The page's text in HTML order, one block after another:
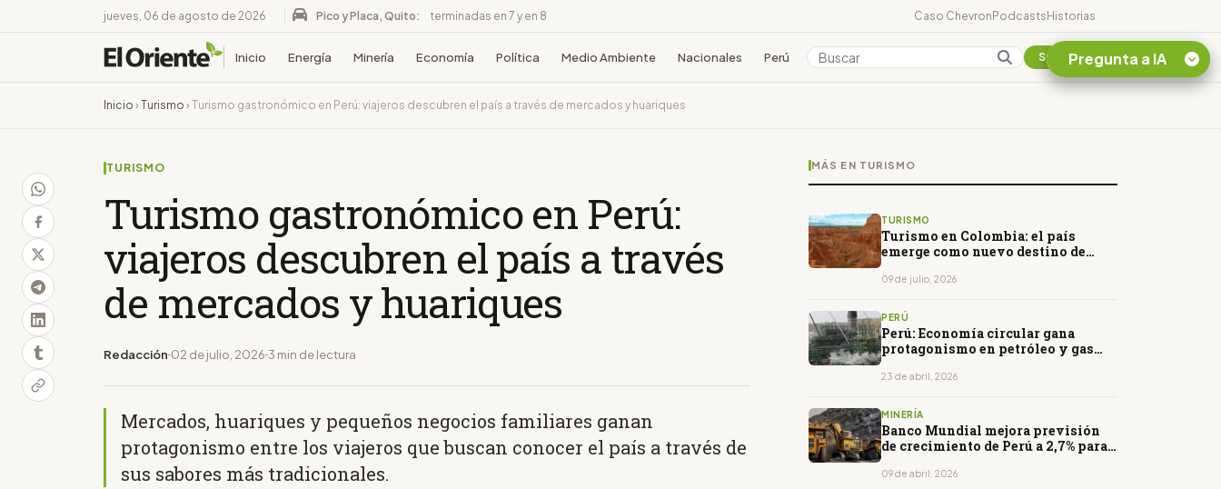
jueves, 06 de agosto de 2026 Pico y Placa, Quito: terminadas en 7 y en 8 Caso ChevronPodcastsHistorias
Inicio Energía Minería Economía Política Medio Ambiente Nacionales Perú Colombia Suscribirse
Inicio › Turismo › Turismo gastronómico en Perú: viajeros descubren el país a través de mercados y huariques
TURISMO
Turismo gastronómico en Perú:
viajeros descubren el país a través
de mercados y huariques
Redacción 02 de julio, 2026 3 min de lectura
Mercados, huariques y pequeños negocios familiares ganan
protagonismo entre los viajeros que buscan conocer el país a través de
sus sabores más tradicionales.
MÁS EN TURISMO
TURISMO
Turismo en Colombia: el país
emerge como nuevo destino de
09 de julio, 2026
PERÚ
Perú: Economía circular gana
protagonismo en petróleo y gas
23 de abril, 2026
MINERÍA
Banco Mundial mejora previsión
de crecimiento de Perú a 2,7% para
09 de abril, 2026
Pregunta a IA
¿En que consiste la